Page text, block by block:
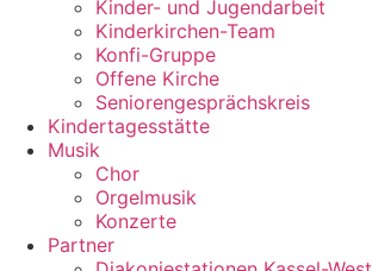
Kinder- und Jugendarbeit
Kinderkirchen-Team
Konfi-Gruppe
Offene Kirche
Seniorengesprächskreis
Kindertagesstätte
Musik
Chor
Orgelmusik
Konzerte
Partner